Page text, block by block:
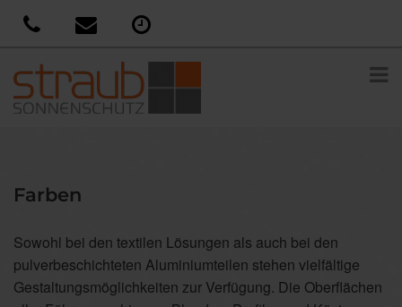
Farben
Sowohl bei den textilen Lösungen als auch bei den
pulverbeschichteten Aluminiumteilen stehen vielfältige
Gestaltungsmöglichkeiten zur Verfügung. Die Oberflächen